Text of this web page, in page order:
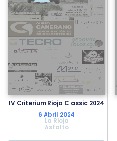
IV Criterium Rioja Classic 2024
6 Abril 2024
La Rioja
Asfalto